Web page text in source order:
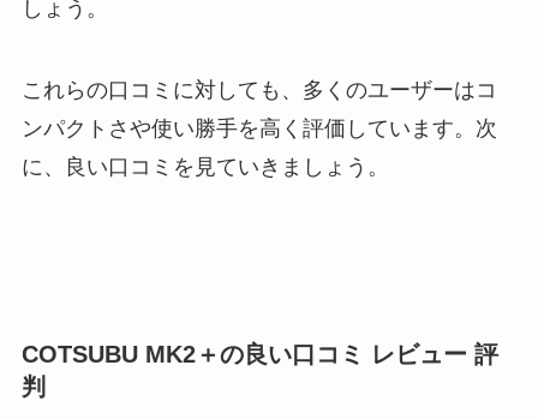
しょう。
これらの口コミに対しても、多くのユーザーはコ
ンパクトさや使い勝手を高く評価しています。次
に、良い口コミを見ていきましょう。
COTSUBU MK2＋の良い口コミ レビュー 評
判